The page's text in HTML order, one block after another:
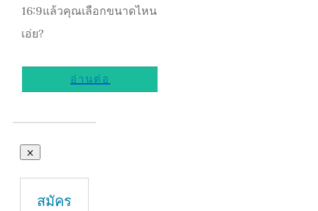
16:9แล้วคุณเลือกขนาดไหน
เอ่ย?
อ่านต่อ
สมัคร